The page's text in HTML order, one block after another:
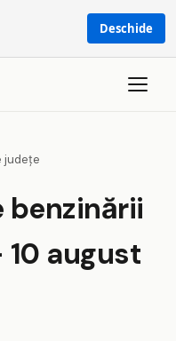
Deschide
județe
benzinării
august